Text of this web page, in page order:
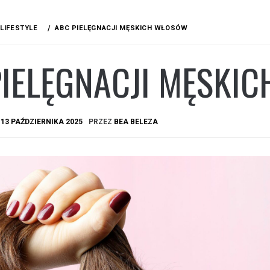
LIFESTYLE ABC PIELĘGNACJI MĘSKICH WŁOSÓW
13 PAŹDZIERNIKA 2025 PRZEZ BEA BELEZA